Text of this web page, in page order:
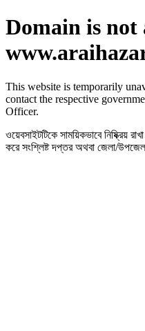
Domain is not
This website is temporarily
contact the respective
Officer.
ওয়েবসাইটটিকে সাময়িকভাবে নিষ্ক্রিয়
করে সংশ্লিষ্ট দপ্তর অথবা জেলা/